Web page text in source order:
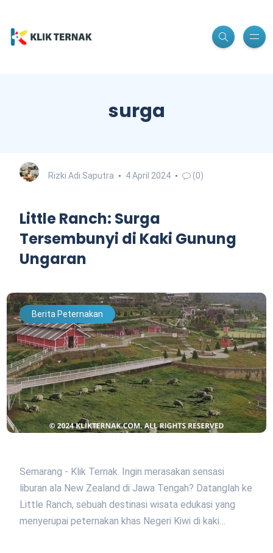
surga
Rizki Adi Saputra 4 April 2024 (0)
Little Ranch: Surga
Tersembunyi di Kaki Gunung
Ungaran
Berita Peternakan
Semarang - Klik Ternak. Ingin merasakan sensasi
liburan ala New Zealand di Jawa Tengah? Datanglah ke
Little Ranch, sebuah destinasi wisata edukasi yang
menyerupai peternakan khas Negeri Kiwi di kaki…